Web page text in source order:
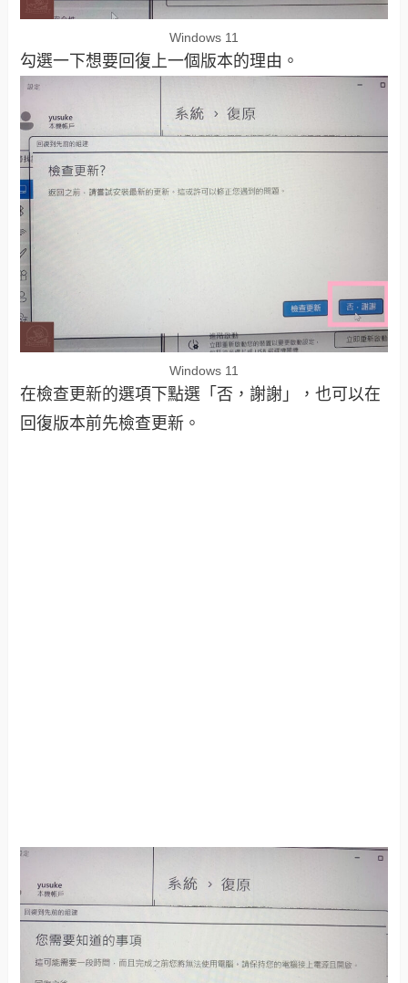
Windows 11
勾選一下想要回復上一個版本的理由。
Windows 11
在檢查更新的選項下點選「否，謝謝」，也可以在
回復版本前先檢查更新。